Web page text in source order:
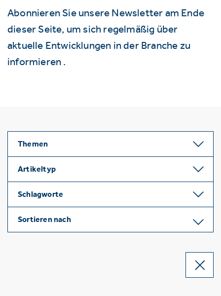
Abonnieren Sie unsere Newsletter am Ende
dieser Seite, um sich regelmäßig über
aktuelle Entwicklungen in der Branche zu
informieren .
Themen
Artikeltyp
Schlagworte
Sortieren nach